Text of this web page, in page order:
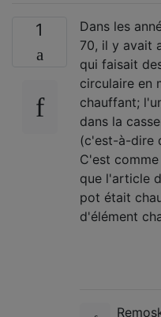
1
Dans les
70, il y avait
qui faisait
circulaire en
chauffant;
dans la
(c'est-à-dire
C'est
que l'article
pot était
d'élément